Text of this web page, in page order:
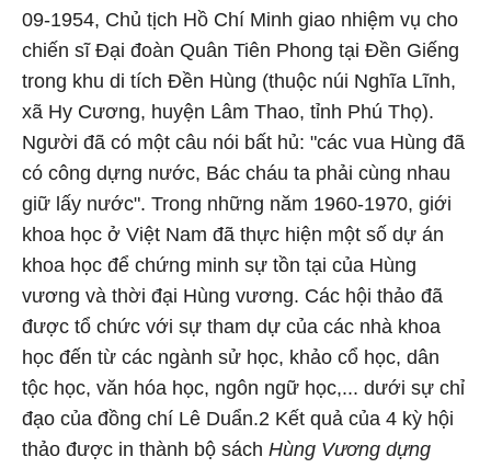
09-1954, Chủ tịch Hồ Chí Minh giao nhiệm vụ cho
chiến sĩ Đại đoàn Quân Tiên Phong tại Đền Giếng
trong khu di tích Đền Hùng (thuộc núi Nghĩa Lĩnh,
xã Hy Cương, huyện Lâm Thao, tỉnh Phú Thọ).
Người đã có một câu nói bất hủ: "các vua Hùng đã
có công dựng nước, Bác cháu ta phải cùng nhau
giữ lấy nước". Trong những năm 1960-1970, giới
khoa học ở Việt Nam đã thực hiện một số dự án
khoa học để chứng minh sự tồn tại của Hùng
vương và thời đại Hùng vương. Các hội thảo đã
được tổ chức với sự tham dự của các nhà khoa
học đến từ các ngành sử học, khảo cổ học, dân
tộc học, văn hóa học, ngôn ngữ học,... dưới sự chỉ
đạo của đồng chí Lê Duẩn.2 Kết quả của 4 kỳ hội
thảo được in thành bộ sách Hùng Vương dựng